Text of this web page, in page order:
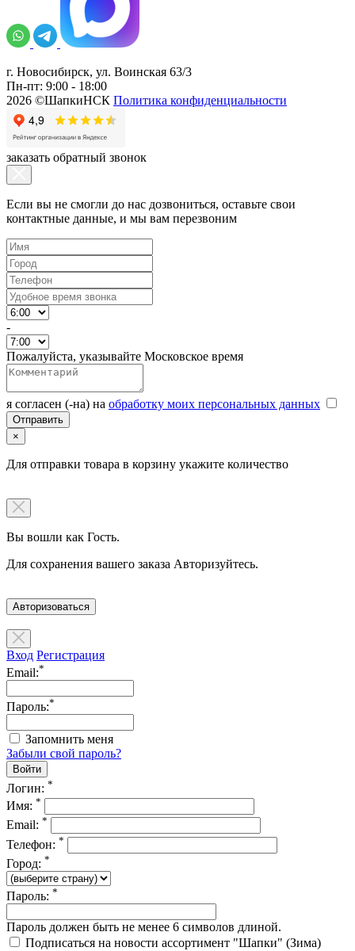
г. Новосибирск, ул. Воинская 63/3
Пн-пт: 9:00 - 18:00
2026 ©ШапкиНСК Политика конфиденциальности
заказать обратный звонок
Если вы не смогли до нас дозвониться, оставьте свои
контактные данные, и мы вам перезвоним
-
Пожалуйста, указывайте Московское время
я согласен (-на) на обработку моих персональных данных
×
Для отправки товара в корзину укажите количество
Вы вошли как Гость.
Для сохранения вашего заказа Авторизуйтесь.
Авторизоваться
Вход Регистрация
Email:*
Пароль:*
Запомнить меня
Забыли свой пароль?
Логин: *
Имя: *
Email: *
Телефон: *
Город: *
Пароль: *
Пароль должен быть не менее 6 символов длиной.
Подписаться на новости ассортимент "Шапки" (Зима)